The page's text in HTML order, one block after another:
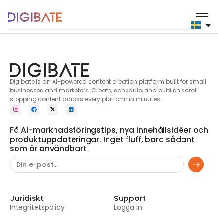
Parfymer
Digibate is an AI-powered content creation platform built for small
businesses and marketers. Create, schedule, and publish scroll
stopping content across every platform in minutes.
Få AI-marknadsföringstips, nya innehållsidéer och
produktuppdateringar. Inget fluff, bara sådant
som är användbart
Juridiskt
Integritetspolicy
Support
Logga in